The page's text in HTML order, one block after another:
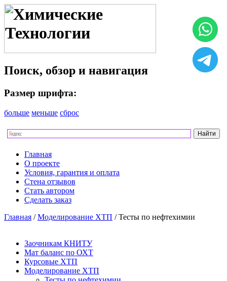
Поиск, обзор и навигация
Размер шрифта:
больше меньше сброс
Главная
О проекте
Условия, гарантия и оплата
Стена отзывов
Стать автором
Сделать заказ
Главная /Моделирование ХТП / Тесты по нефтехимии
Заочникам КНИТУ
Мат баланс по ОХТ
Курсовые ХТП
Моделирование ХТП